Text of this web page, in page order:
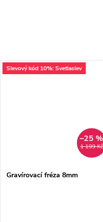
Slevový kód 10%: Svetlaslev
1 199 Kč
–25 %
Gravírovací fréza 8mm